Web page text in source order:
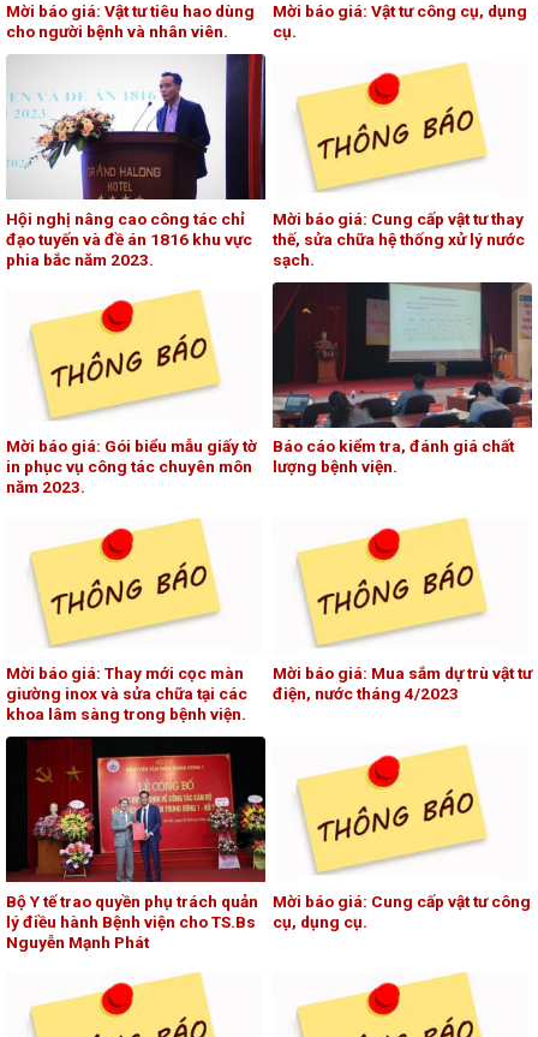
Mời báo giá: Vật tư tiêu hao dùng
cho người bệnh và nhân viên.
Mời báo giá: Vật tư công cụ, dụng
cụ.
Hội nghị nâng cao công tác chỉ
đạo tuyến và đề án 1816 khu vực
phia bắc năm 2023.
Mời báo giá: Cung cấp vật tư thay
thế, sửa chữa hệ thống xử lý nước
sạch.
Mời báo giá: Gói biểu mẫu giấy tờ
in phục vụ công tác chuyên môn
năm 2023.
Báo cáo kiểm tra, đánh giá chất
lượng bệnh viện.
Mời báo giá: Thay mới cọc màn
giường inox và sửa chữa tại các
khoa lâm sàng trong bệnh viện.
Mời báo giá: Mua sắm dự trù vật tư
điện, nước tháng 4/2023
Bộ Y tế trao quyền phụ trách quản
lý điều hành Bệnh viện cho TS.Bs
Nguyễn Mạnh Phát
Mời báo giá: Cung cấp vật tư công
cụ, dụng cụ.